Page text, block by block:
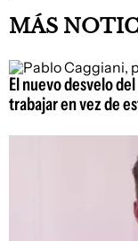
MÁS
El nuevo desvelo
trabajar en vez de